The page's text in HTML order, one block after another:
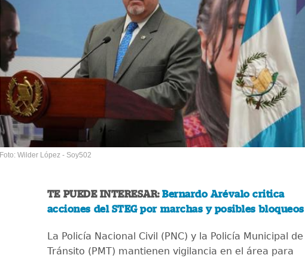
Foto: Wilder López - Soy502
TE PUEDE INTERESAR:Bernardo Arévalo critica
acciones del STEG por marchas y posibles bloqueos
La Policía Nacional Civil (PNC) y la Policía Municipal de
Tránsito (PMT) mantienen vigilancia en el área para